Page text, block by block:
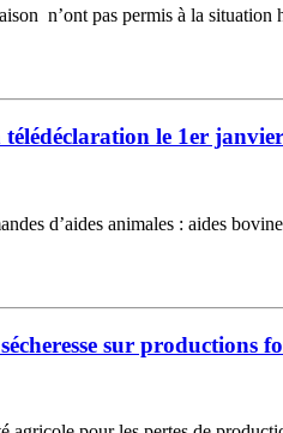
n’ont pas permis à la
télédéclaration le 1er janvier
d’aides animales : aides
sur productions